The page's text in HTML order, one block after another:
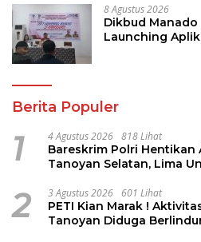
8 Agustus 2026
Dikbud
Launching
Berita Populer
1 4 Agustus 2026 818 Lihat
Bareskrim Polri Hentikan
Tanoyan Selatan, Lima
2 3 Agustus 2026 601 Lihat
PETI Kian Marak !
Tanoyan Diduga